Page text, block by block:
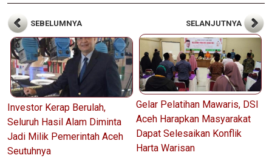
SEBELUMNYA
Investor Kerap Berulah,
Seluruh Hasil Alam Diminta
Jadi Milik Pemerintah Aceh
Seutuhnya
SELANJUTNYA
Gelar Pelatihan Mawaris, DSI
Aceh Harapkan Masyarakat
Dapat Selesaikan Konflik
Harta Warisan